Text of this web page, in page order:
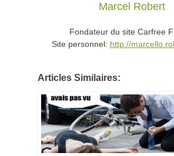
Marcel Robert
Fondateur du site Carfree
Site personnel: http://
Articles Similaires: